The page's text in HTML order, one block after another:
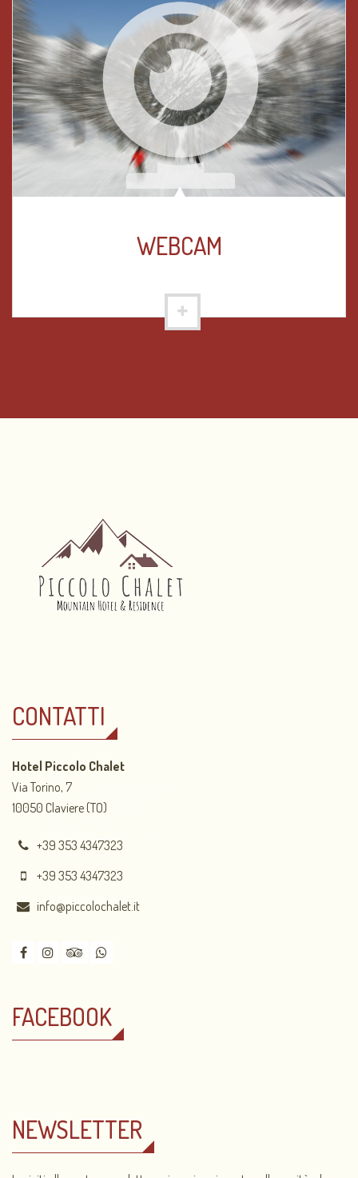
WEBCAM
CONTATTI
Hotel Piccolo Chalet
Via Torino, 7
10050 Claviere (TO)
+39 353 4347323
+39 353 4347323
info@piccolochalet.it
FACEBOOK
NEWSLETTER